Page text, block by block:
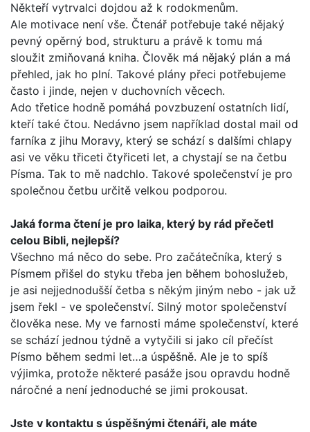
Někteří vytrvalci dojdou až k rodokmenům.
Ale motivace není vše. Čtenář potřebuje také nějaký
pevný opěrný bod, strukturu a právě k tomu má
sloužit zmiňovaná kniha. Člověk má nějaký plán a má
přehled, jak ho plní. Tako­vé plány přeci potřebujeme
často i jinde, nejen v duchovních věcech.
Ado třetice hodně pomáhá povzbuzení ostatních lidí,
kte­ří také čtou. Nedávno jsem například dostal mail od
farníka z jihu Moravy, který se schází s dalšími chlapy
asi ve věku tři­ceti čtyřiceti let, a chystají se na četbu
Písma. Tak to mě nad­chlo. Takové společenství je pro
společnou četbu určitě velkou podporou.
Jaká forma čtení je pro laika, který by rád přečetl
celou Bib­li, nejlepší?
Všechno má něco do sebe. Pro začátečníka, který s
Písmem přišel do styku třeba jen během bohoslužeb,
je asi nejjedno­dušší četba s někým jiným nebo - jak už
jsem řekl - ve spole­čenství. Silný motor společenství
člověka nese. My ve farnosti máme společenství, které
se schází jednou týdně a vytyčili si jako cíl přečíst
Písmo během sedmi let…a úspěšně. Ale je to spíš
výjimka, protože některé pasáže jsou opravdu hodně
náročné a není jednoduché se jimi prokousat.
Jste v kontaktu s úspěšnými čtenáři, ale máte